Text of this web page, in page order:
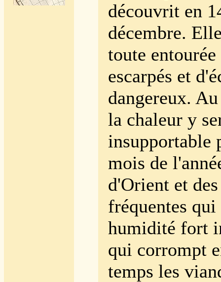
découvrit en
décembre.
toute
escarpés et
dangereux.
la chaleur y
insupportable
mois de
d'Orient et
fréquentes
humidité fort
qui corrompt
temps les